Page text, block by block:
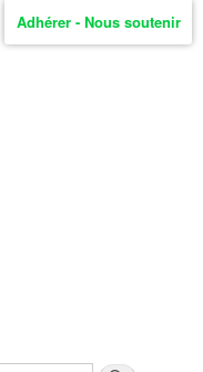
Adhérer - Nous soutenir